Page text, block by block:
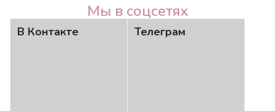
Мы в соцсетях
В Контакте Телеграм